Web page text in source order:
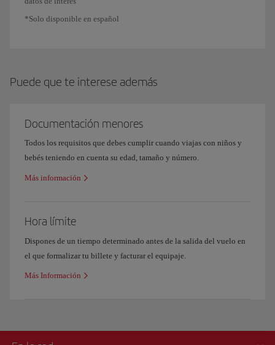
*Solo disponible en español
Puede que te interese además
Documentación menores
Todos los requisitos que debes cumplir cuando viajas con niños y
bebés teniendo en cuenta su edad, tamaño y número.
Más información
Hora límite
Dispones de un tiempo determinado antes de la salida del vuelo en
el que formalizar tu billete y facturar el equipaje.
Más Información